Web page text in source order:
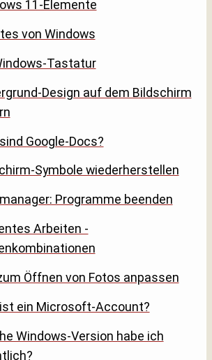
11-Elemente
von Windows
Tastatur
Design auf dem Bildschirm
Google-Docs?
Symbole wiederherstellen
Programme beenden
Arbeiten -
Öffnen von Fotos anpassen
ein Microsoft-Account?
Windows-Version habe ich